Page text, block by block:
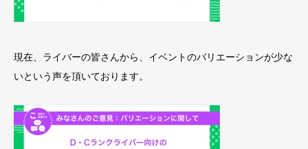
現在、ライバーの皆さんから、イベントのバリエーションが少な
いという声を頂いております。